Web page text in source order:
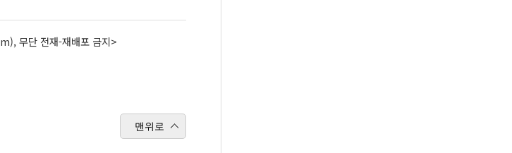
무단 전재-재배포 금지>
맨위로